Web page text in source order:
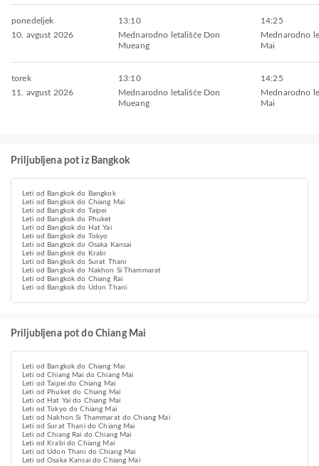
ponedeljek
10. avgust 2026
13:10
Mednarodno letališče Don
Mueang
14:25
Mednarodno
Mai
torek
11. avgust 2026
13:10
Mednarodno letališče Don
Mueang
14:25
Mednarodno
Mai
Priljubljena pot iz Bangkok
Leti od Bangkok do Bangkok
Leti od Bangkok do Chiang Mai
Leti od Bangkok do Taipei
Leti od Bangkok do Phuket
Leti od Bangkok do Hat Yai
Leti od Bangkok do Tokyo
Leti od Bangkok do Osaka Kansai
Leti od Bangkok do Krabi
Leti od Bangkok do Surat Thani
Leti od Bangkok do Nakhon Si Thammarat
Leti od Bangkok do Chiang Rai
Leti od Bangkok do Udon Thani
Priljubljena pot do Chiang Mai
Leti od Bangkok do Chiang Mai
Leti od Chiang Mai do Chiang Mai
Leti od Taipei do Chiang Mai
Leti od Phuket do Chiang Mai
Leti od Hat Yai do Chiang Mai
Leti od Tokyo do Chiang Mai
Leti od Nakhon Si Thammarat do Chiang Mai
Leti od Surat Thani do Chiang Mai
Leti od Chiang Rai do Chiang Mai
Leti od Krabi do Chiang Mai
Leti od Udon Thani do Chiang Mai
Leti od Osaka Kansai do Chiang Mai